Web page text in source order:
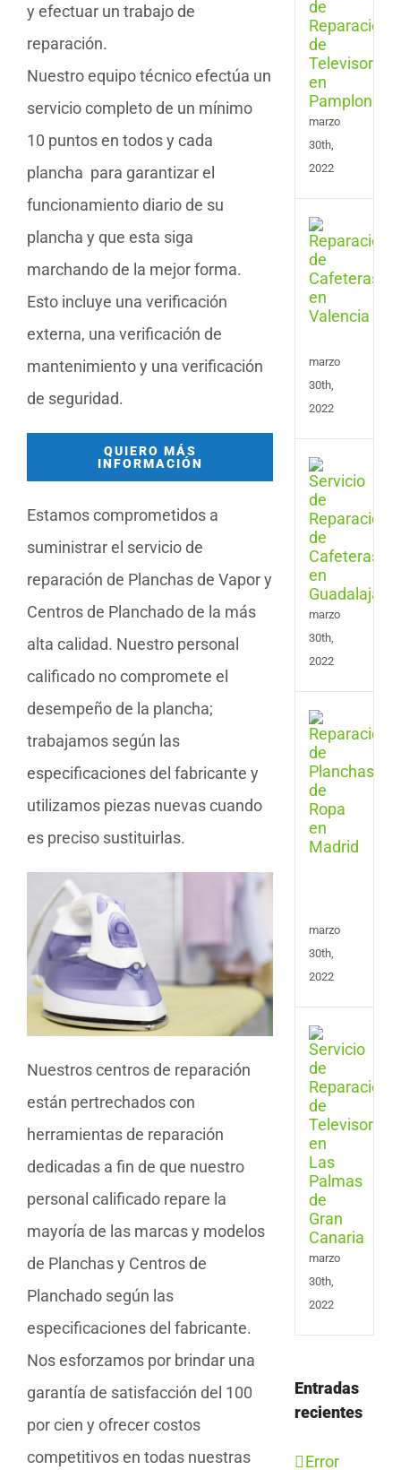
y efectuar un trabajo de
reparación.
Nuestro equipo técnico efectúa un
servicio completo de un mínimo
10 puntos en todos y cada
plancha para garantizar el
funcionamiento diario de su
plancha y que esta siga
marchando de la mejor forma.
Esto incluye una verificación
externa, una verificación de
mantenimiento y una verificación
de seguridad.
QUIERO MÁS
INFORMACIÓN
Estamos comprometidos a
suministrar el servicio de
reparación de Planchas de Vapor y
Centros de Planchado de la más
alta calidad. Nuestro personal
calificado no compromete el
desempeño de la plancha;
trabajamos según las
especificaciones del fabricante y
utilizamos piezas nuevas cuando
es preciso sustituirlas.
Nuestros centros de reparación
están pertrechados con
herramientas de reparación
dedicadas a fin de que nuestro
personal calificado repare la
mayoría de las marcas y modelos
de Planchas y Centros de
Planchado según las
especificaciones del fabricante.
Nos esforzamos por brindar una
garantía de satisfacción del 100
por cien y ofrecer costos
competitivos en todas nuestras
de
en
marzo
30th,
2022
de
de
en
marzo
30th,
2022
de
en
marzo
30th,
2022
de
de
marzo
30th,
2022
en
marzo
30th,
2022
Entradas
recientes
Error